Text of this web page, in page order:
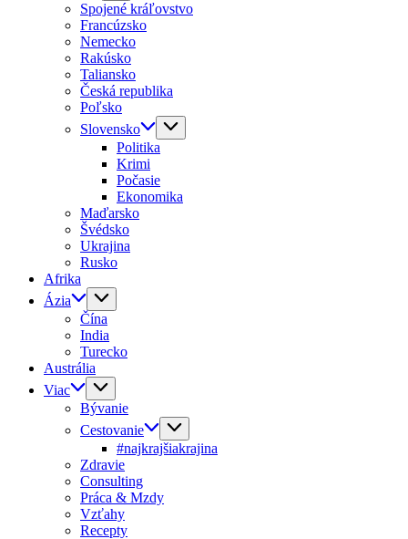
Spojené kráľovstvo
Francúzsko
Nemecko
Rakúsko
Taliansko
Česká republika
Poľsko
Slovensko
Politika
Krimi
Počasie
Ekonomika
Maďarsko
Švédsko
Ukrajina
Rusko
Afrika
Ázia
Čína
India
Turecko
Austrália
Viac
Bývanie
Cestovanie
#najkrajšiakrajina
Zdravie
Consulting
Práca & Mzdy
Vzťahy
Recepty